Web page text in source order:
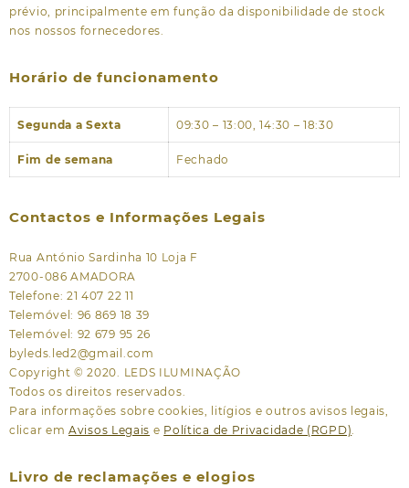
prévio, principalmente em função da disponibilidade de stock
nos nossos fornecedores.
Horário de funcionamento
Segunda a Sexta 09:30 – 13:00, 14:30 – 18:30
Fim de semana Fechado
Contactos e Informações Legais
Rua António Sardinha 10 Loja F
2700-086 AMADORA
Telefone: 21 407 22 11
Telemóvel: 96 869 18 39
Telemóvel: 92 679 95 26
byleds.led2@gmail.com
Copyright © 2020. LEDS ILUMINAÇÃO
Todos os direitos reservados.
Para informações sobre cookies, litígios e outros avisos legais,
clicar em Avisos Legais e Política de Privacidade (RGPD)
Livro de reclamações e elogios